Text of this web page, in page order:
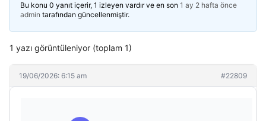
Bu konu 0 yanıt içerir, 1 izleyen vardır ve en son 1 ay 2 hafta önce
admin tarafından güncellenmiştir.
1 yazı görüntüleniyor (toplam 1)
19/06/2026: 6:15 am #22809